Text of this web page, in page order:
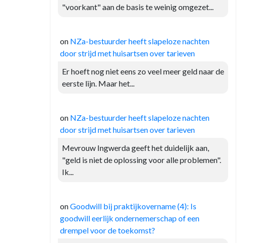
"voorkant" aan de basis te weinig omgezet...
on NZa-bestuurder heeft slapeloze nachten
door strijd met huisartsen over tarieven
Er hoeft nog niet eens zo veel meer geld naar de
eerste lijn. Maar het...
on NZa-bestuurder heeft slapeloze nachten
door strijd met huisartsen over tarieven
Mevrouw Ingwerda geeft het duidelijk aan,
"geld is niet de oplossing voor alle problemen".
Ik...
onGoodwill bij praktijkovername (4): Is
goodwill eerlijk ondernemerschap of een
drempel voor de toekomst?